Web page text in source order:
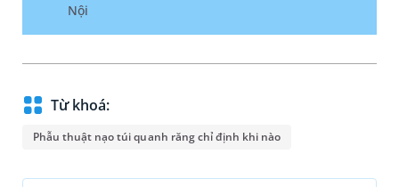
Nội
Từ khoá:
Phẫu thuật nạo túi quanh răng chỉ định khi nào